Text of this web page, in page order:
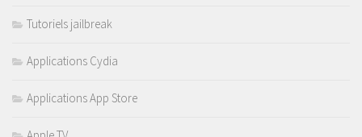
Tutoriels jailbreak
Applications Cydia
Applications App Store